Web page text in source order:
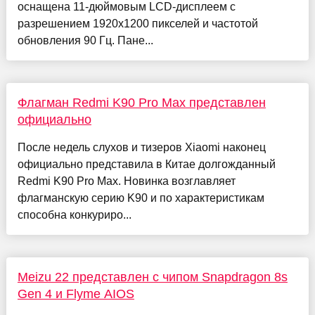
оснащена 11-дюймовым LCD-дисплеем с
разрешением 1920х1200 пикселей и частотой
обновления 90 Гц. Пане...
Флагман Redmi K90 Pro Max представлен
официально
После недель слухов и тизеров Xiaomi наконец
официально представила в Китае долгожданный
Redmi K90 Pro Max. Новинка возглавляет
флагманскую серию K90 и по характеристикам
способна конкуриро...
Meizu 22 представлен с чипом Snapdragon 8s
Gen 4 и Flyme AIOS